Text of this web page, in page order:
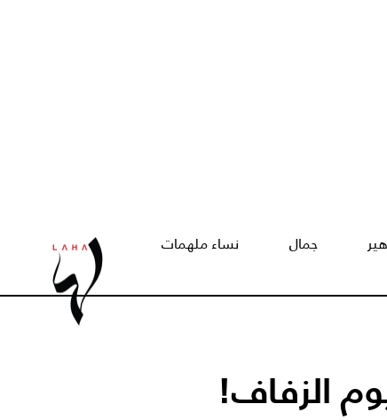
جمال نساء ملهمات
الزفاف!